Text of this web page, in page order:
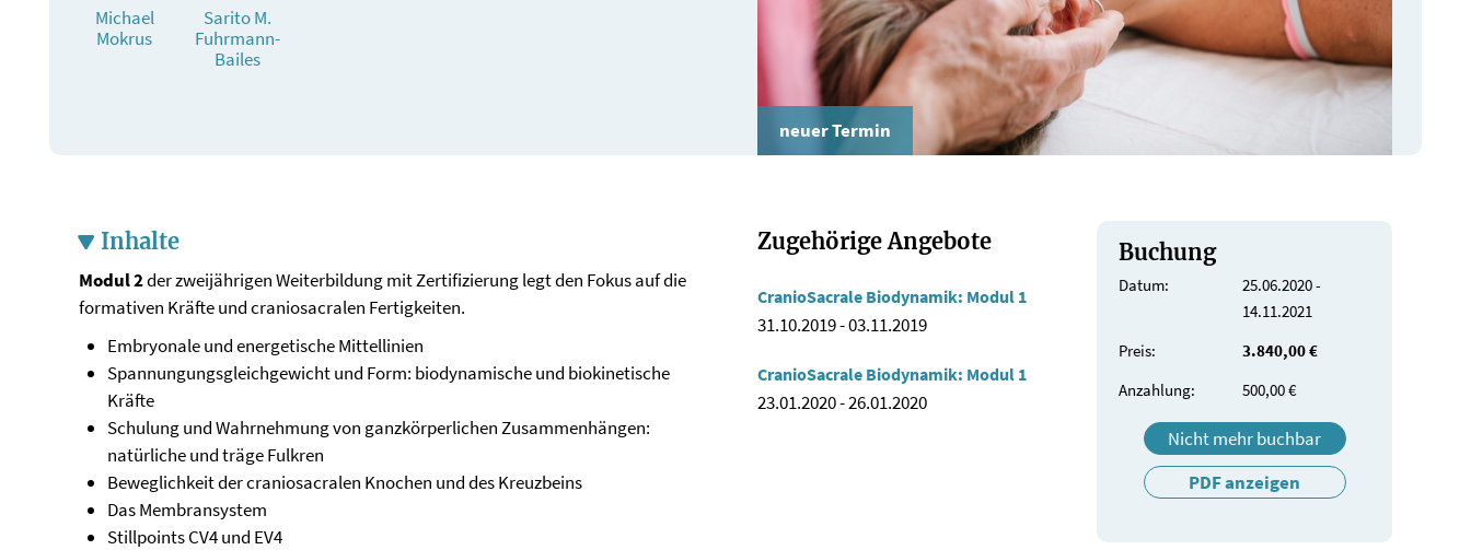
Michael
Mokrus
Sarito M.
Fuhrmann-
Bailes
neuer Termin
Inhalte
Modul 2der zweijährigen Weiterbildung mit Zertifizierung legt den Fokus auf die
formativen Kräfte und craniosacralen Fertigkeiten.
Embryonale und energetische Mittellinien
Spannungungsgleichgewicht und Form: biodynamische und biokinetische
Kräfte
Schulung und Wahrnehmung von ganzkörperlichen Zusammenhängen:
natürliche und träge Fulkren
Beweglichkeit der craniosacralen Knochen und des Kreuzbeins
Das Membransystem
Stillpoints CV4 und EV4
Zugehörige Angebote
CranioSacrale Biodynamik: Modul 1
31.10.2019-03.11.2019
CranioSacrale Biodynamik: Modul 1
23.01.2020-26.01.2020
Buchung
Datum:
25.06.2020 -
14.11.2021
Preis:
3.840,00 €
Anzahlung:
500,00 €
Nicht mehr buchbar
PDF anzeigen